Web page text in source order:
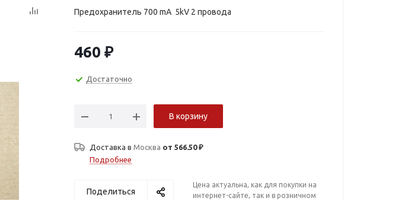
Предохранитель 700 mA 5kV 2 провода
460 ₽
Достаточно
В корзину
Доставка в Москва от 566.50 ₽
Подробнее
Поделиться
Цена актуальна, как для покупки на
интернет-сайте, так и в розничном